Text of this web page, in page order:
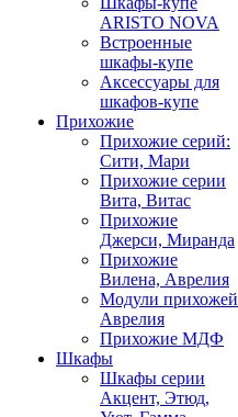
ARISTO NOVA
Встроенные
шкафы-купе
Аксессуары для
шкафов-купе
Прихожие
Прихожие серий:
Сити, Мари
Прихожие серии
Вита, Витас
Прихожие
Джерси, Миранда
Прихожие
Вилена, Аврелия
Модули прихожей
Аврелия
Прихожие МДФ
Шкафы
Шкафы серии
Акцент, Этюд,